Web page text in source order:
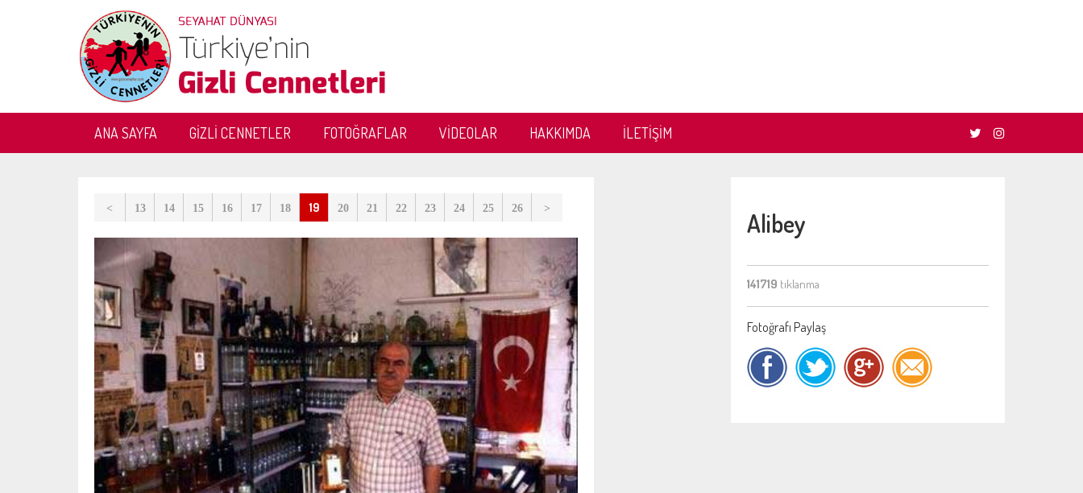
ANA SAYFA GİZLİ CENNETLER FOTOĞRAFLAR VİDEOLAR HAKKIMDA İLETİŞİM
< 13 14 15 16 17 18 19 20 21 22 23 24 25 26 > Alibey
141719 tıklanma
Fotoğrafı Paylaş